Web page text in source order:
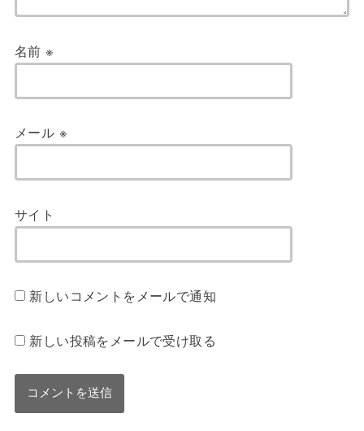
名前※
メール ※
サイト
新しいコメントをメールで通知
新しい投稿をメールで受け取る